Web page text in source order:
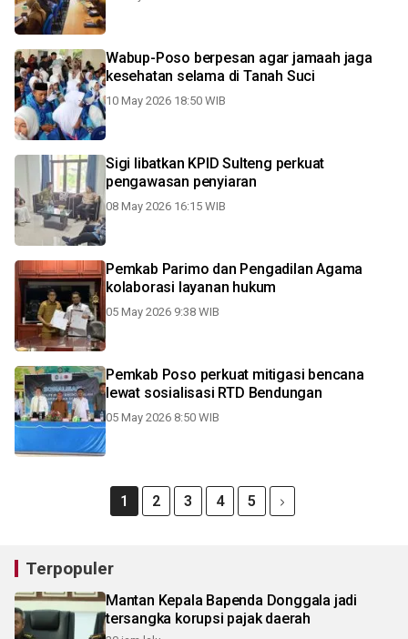
Wabup-Poso berpesan agar jamaah jaga
kesehatan selama di Tanah Suci
10 May 2026 18:50 WIB
Sigi libatkan KPID Sulteng perkuat
pengawasan penyiaran
08 May 2026 16:15 WIB
Pemkab Parimo dan Pengadilan Agama
kolaborasi layanan hukum
05 May 2026 9:38 WIB
Pemkab Poso perkuat mitigasi bencana
lewat sosialisasi RTD Bendungan
05 May 2026 8:50 WIB
1 2 3 4 5
Terpopuler
Mantan Kepala Bapenda Donggala jadi
tersangka korupsi pajak daerah